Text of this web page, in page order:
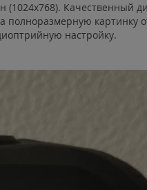
(1024х768). Качественный
полноразмерную картинку
настройку.